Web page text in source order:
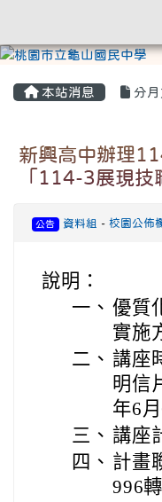
本站消息 分
新興高中辦理
「114-3展現技
公告 資料組 - 校園公佈
說明：
一、 優質
實施
二、 講座
明信
年6
三、 講座
四、 計畫
996